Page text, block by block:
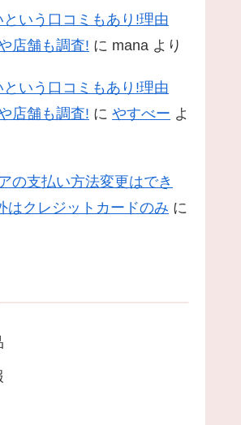
いう口コミもあり!理由
店舗も調査! に mana より
いう口コミもあり!理由
店舗も調査! に やすべー よ
の支払い方法変更はでき
はクレジットカードのみ に